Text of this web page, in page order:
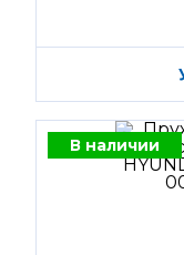
В наличии